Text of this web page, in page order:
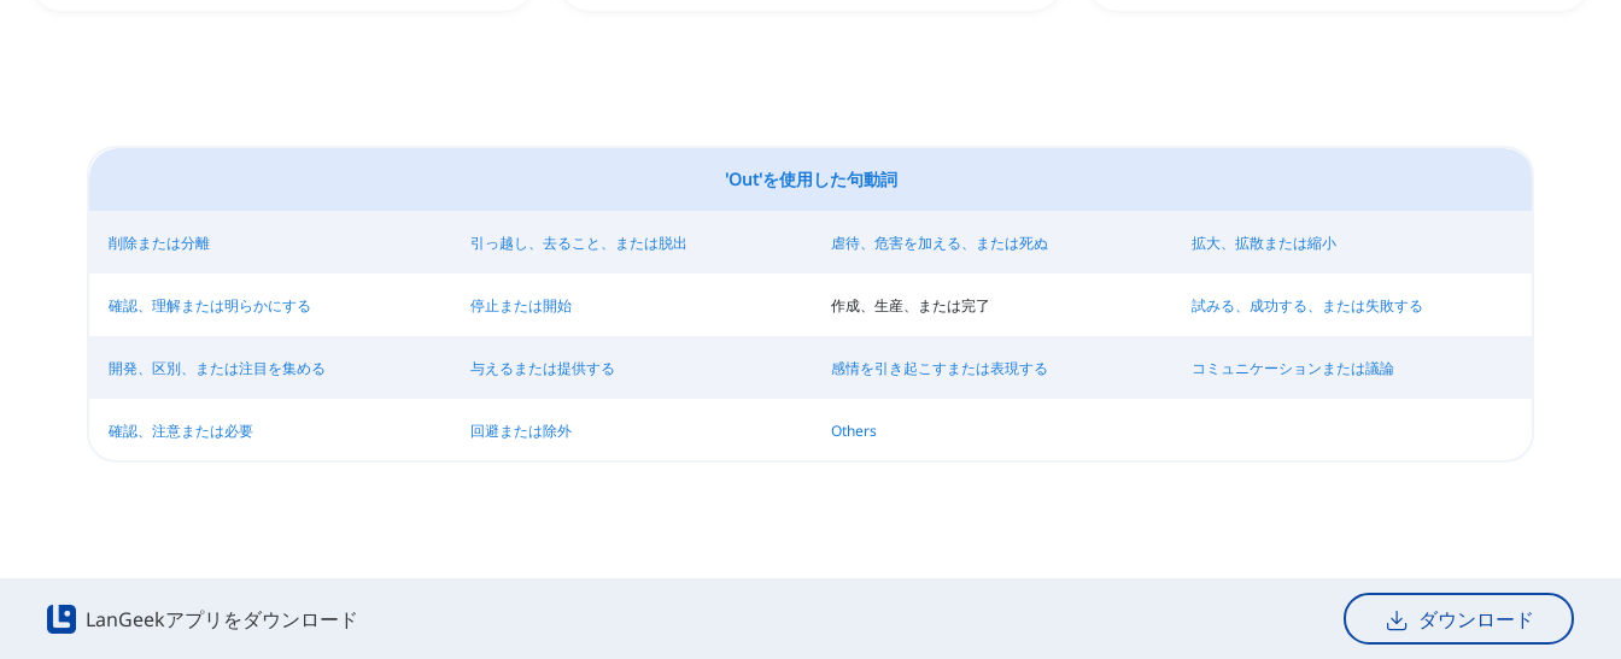
'Out'を使用した句動詞
削除または分離 引っ越し、去ること、または脱出 虐待、危害を加える、または死ぬ 拡大、拡散または縮小
確認、理解または明らかにする 停止または開始 作成、生産、または完了 試みる、成功する、または失敗する
開発、区別、または注目を集める 与えるまたは提供する 感情を引き起こすまたは表現する コミュニケーションまたは議論
確認、注意または必要 回避または除外 Others
LanGeekアプリをダウンロード ダウンロード